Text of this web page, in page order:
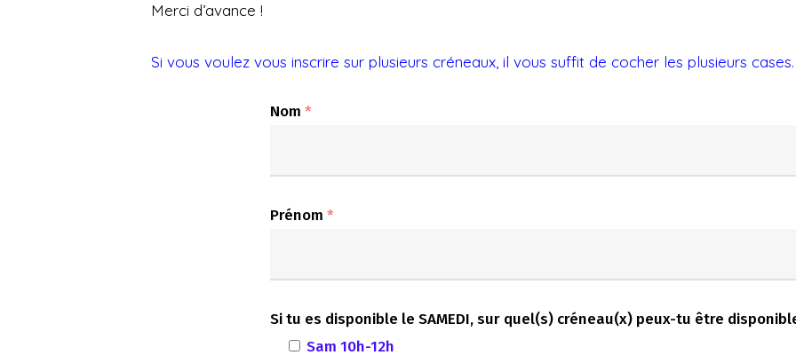
Merci d’avance !
Si vous voulez vous inscrire sur plusieurs créneaux, il vous suffit de cocher les plusieurs cases.
Nom *
Prénom *
Si tu es disponible le SAMEDI, sur quel(s) créneau(x) peux-tu être
Sam 10h-12h